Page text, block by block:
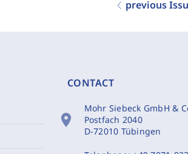
previous
CONTACT
location_on
Mohr Siebeck GmbH &
Postfach 2040
D-72010 Tübingen